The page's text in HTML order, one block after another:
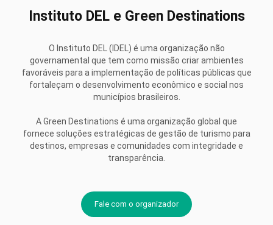
Instituto DEL e Green Destinations
O Instituto DEL (IDEL) é uma organização não
governamental que tem como missão criar ambientes
favoráveis para a implementação de políticas públicas que
fortaleçam o desenvolvimento econômico e social nos
municípios brasileiros.
A Green Destinations é uma organização global que
fornece soluções estratégicas de gestão de turismo para
destinos, empresas e comunidades com integridade e
transparência.
Fale com o organizador